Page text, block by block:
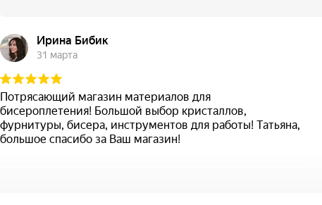
Ирина Бибик
31 марта
Потрясающий магазин материалов для
бисероплетения! Большой выбор кристаллов,
фурнитуры, бисера, инструментов для работы! Татьяна,
большое спасибо за Ваш магазин!